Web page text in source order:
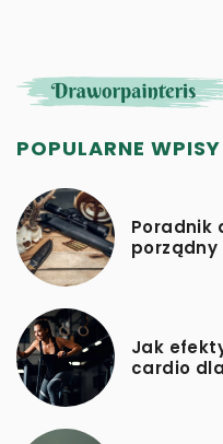
POPULARNE WPISY
Poradnik
Jak
cardio